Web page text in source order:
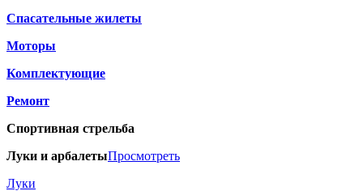
Спасательные жилеты
Моторы
Комплектующие
Ремонт
Спортивная стрельба
Луки и арбалетыПросмотреть
Луки